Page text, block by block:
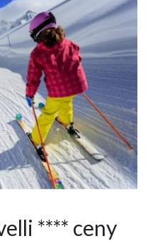
**** ceny